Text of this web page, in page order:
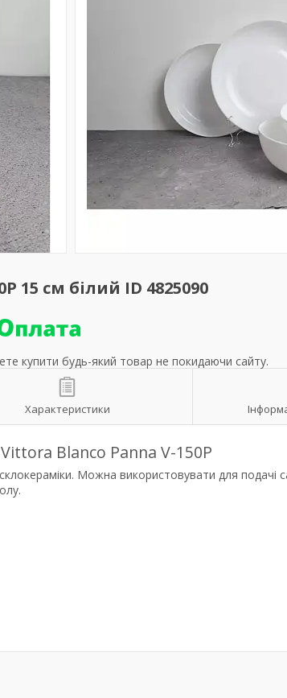
15 см білий ID 4825090
купити будь-який товар не покидаючи сайту.
Характеристики
Blanco Panna V-150P
склокераміки. Можна використовувати для подачі